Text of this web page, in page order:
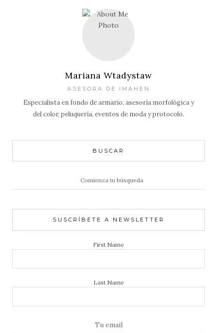
Mariana Wtadystaw
ASESORA DE IMAHEN
Especialista en fondo de armario, asesoría morfológica y
del color, peluquería, eventos de moda y protocolo.
BUSCAR
SUSCRÍBETE A NEWSLETTER
First Name
Last Name